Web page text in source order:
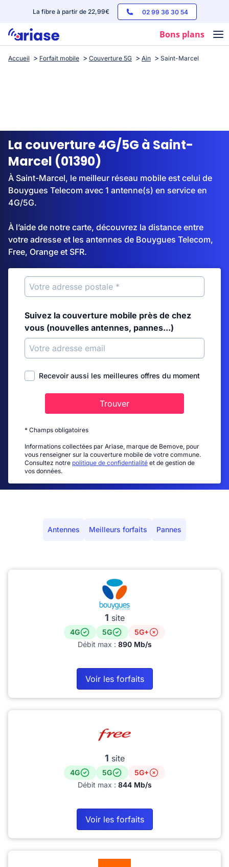
La fibre à partir de 22,99€ 02 99 36 30 54
Bons plans
Box internet
Streaming
Accueil Forfait mobile Couverture 5G Ain Saint-Marcel
La couverture 4G/5G à Saint-
Marcel (01390)
À Saint-Marcel, le meilleur réseau mobile est celui de
Bouygues Telecom avec 1 antenne(s) en service en
4G/5G.
À l’aide de notre carte, découvrez la distance entre
votre adresse et les antennes de Bouygues Telecom,
Free, Orange et SFR.
Suivez la couverture mobile près de chez
vous (nouvelles antennes, pannes...)
Recevoir aussi les meilleures offres du moment
Trouver
* Champs obligatoires
Informations collectées par Ariase, marque de Bemove, pour
vous renseigner sur la couverture mobile de votre commune.
Consultez notre politique de confidentialité et de gestion de
vos données.
Antennes Meilleurs forfaits Pannes
1 site
4G 5G
5G+
Débit max : 890 Mb/s
Voir les forfaits
1 site
4G 5G
5G+
Débit max : 844 Mb/s
Voir les forfaits